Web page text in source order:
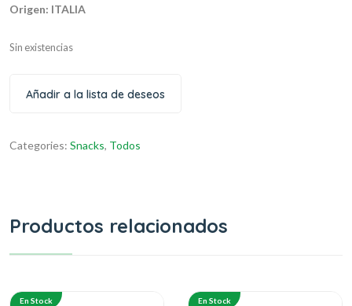
Origen: ITALIA
Sin existencias
Añadir a la lista de deseos
Categories: Snacks, Todos
Productos relacionados
En Stock En Stock